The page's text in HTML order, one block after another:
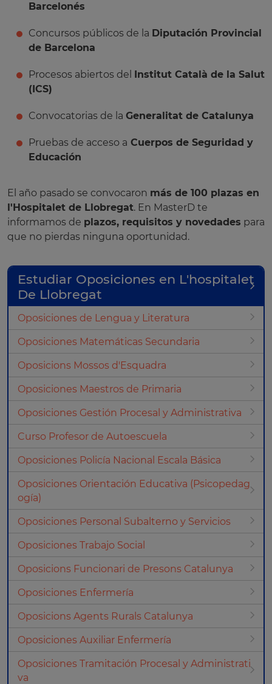
Barcelonés
Concursos públicos de la Diputación Provincial
de Barcelona
Procesos abiertos del Institut Català de la Salut
(ICS)
Convocatorias de la Generalitat de Catalunya
Pruebas de acceso a Cuerpos de Seguridad y
Educación
El año pasado se convocaron más de 100 plazas en
l'Hospitalet de Llobregat. En MasterD te
informamos de plazos, requisitos y novedades para
que no pierdas ninguna oportunidad.
Estudiar Oposiciones en L'hospitalet
De Llobregat
Oposiciones de Lengua y Literatura
Oposiciones Matemáticas Secundaria
Oposicions Mossos d'Esquadra
Oposiciones Maestros de Primaria
Oposiciones Gestión Procesal y Administrativa
Curso Profesor de Autoescuela
Oposiciones Policía Nacional Escala Básica
Oposiciones Orientación Educativa (Psicopedag
ogía)
Oposiciones Personal Subalterno y Servicios
Oposiciones Trabajo Social
Oposicions Funcionari de Presons Catalunya
Oposiciones Enfermería
Oposicions Agents Rurals Catalunya
Oposiciones Auxiliar Enfermería
Oposiciones Tramitación Procesal y Administrati
va